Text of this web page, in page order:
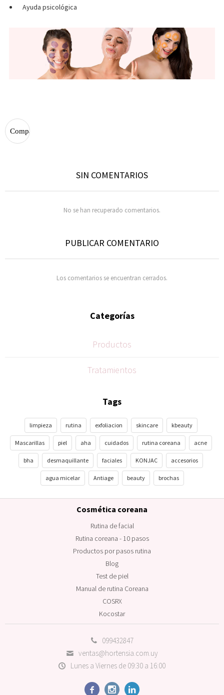
Ayuda psicológica
SIN COMENTARIOS
No se han recuperado comentarios.
PUBLICAR COMENTARIO
Los comentarios se encuentran cerrados.
Categorías
Productos
Tratamientos
Tags
limpieza rutina exfoliacion skincare kbeauty
Mascarillas piel aha cuidados rutina coreana acne
bha desmaquillante faciales KONJAC accesorios
agua micelar Antiage beauty brochas
099432847
ventas@hortensia.com.uy
Lunes a Viernes de 09:30 a 16:00
  
Cosmética coreana
Rutina de facial
Rutina coreana - 10 pasos
Productos por pasos rutina
Blog
Test de piel
Manual de rutina Coreana
COSRX
Kocostar